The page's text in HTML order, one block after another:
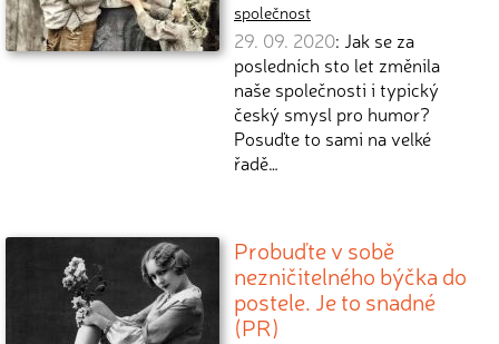
společnost
29. 09. 2020: Jak se za
posledních sto let změnila
naše společnosti i typický
český smysl pro humor?
Posuďte to sami na velké
řadě…
Probuďte v sobě
nezničitelného býčka do
postele. Je to snadné
(PR)